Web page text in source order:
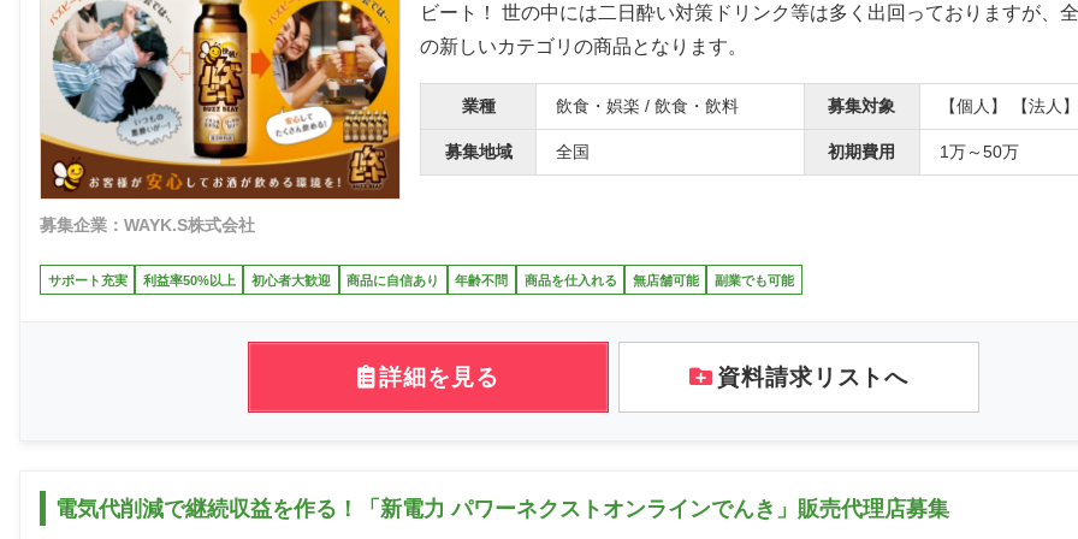
募集企業：WAYK.S株式会社
ビート！ 世の中には二日酔い対策ドリンク等は多く出回っておりますが、
の新しいカテゴリの商品となります。
業種 飲食・娯楽 / 飲食・飲料 募集対象 【個人】 【法人】
募集地域 全国 初期費用 1万～50万
サポート充実 利益率50%以上 初心者大歓迎 商品に自信あり 年齢不問 商品を仕入れる 無店舗可能 副業でも可能
詳細を見る 資料請求リストへ
電気代削減で継続収益を作る！「新電力 パワーネクストオンラインでんき」販売代理店募集